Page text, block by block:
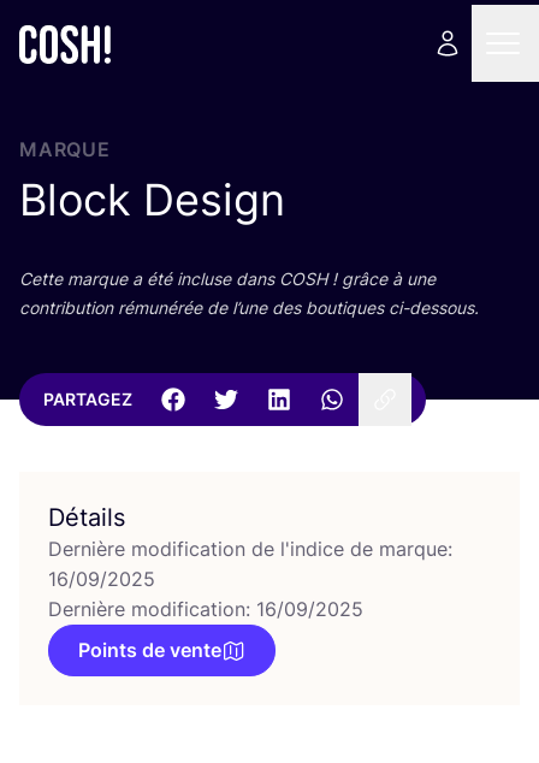
MARQUE
Block Design
Cette marque a été incluse dans COSH! grâce à une
contri­bu­tion rému­né­rée de l’une des bou­tiques ci-dessous.
PARTAGEZ
Détails
Dernière modification de l'indice de marque:
16/09/2025
Dernière modification: 16/09/2025
Points de vente